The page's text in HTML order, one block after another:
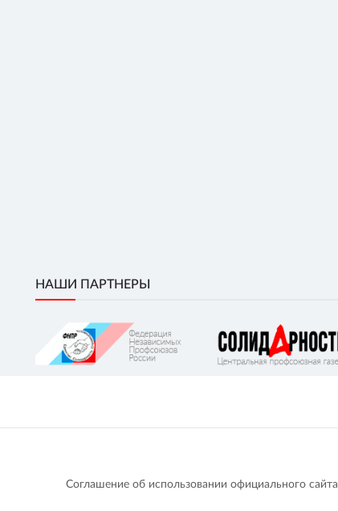
НАШИ ПАРТНЕРЫ
Соглашение об использовании официального сайта